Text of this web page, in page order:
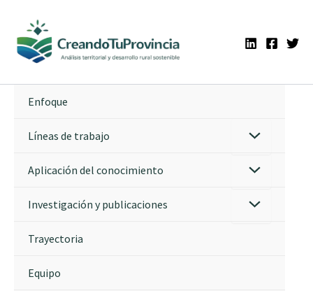
contenido
Enfoque
Líneas de trabajo
Aplicación del conocimiento
Investigación y publicaciones
Trayectoria
Equipo